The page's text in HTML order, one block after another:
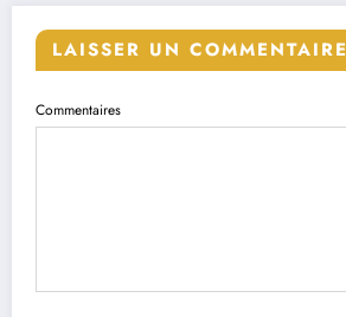
LAISSER UN COMMENTAIRE
Commentaires